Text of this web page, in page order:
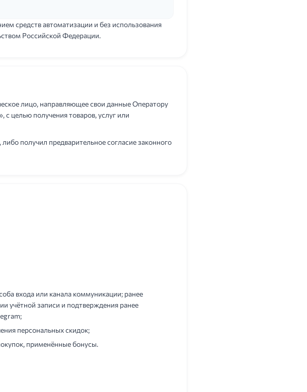
средств автоматизации и без использования
Российской Федерации.
лицо, направляющее свои данные Оператору
целью получения товаров, услуг или
получил предварительное согласие законного
входа или канала коммуникации; ранее
учётной записи и подтверждения ранее
персональных скидок;
применённые бонусы.